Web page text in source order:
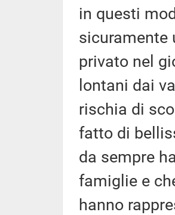
in questi
sicuramente
privato nel
lontani dai
rischia di
fatto di
da sempre
famiglie e
hanno